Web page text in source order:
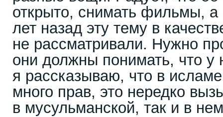
открыто, снимать фильмы, а
лет назад эту тему в
не рассматривали. Нужно
они должны понимать, что у
я рассказываю, что в
много прав, это нередко
в мусульманской, так и в